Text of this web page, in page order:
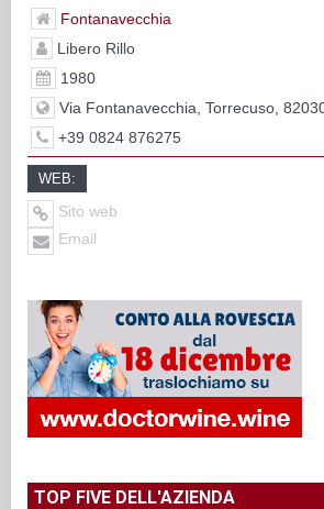
Fontanavecchia
Libero Rillo
1980
Via Fontanavecchia, Torrecuso,
+39 0824 876275
WEB:
Sito web
Email
TOP FIVE DELL'AZIENDA